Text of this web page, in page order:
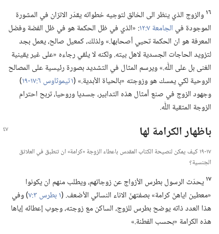
١٦ والزوج الذي ينظر الى الخالق لتوجيه خطواته يقدّر الاتزان في المشورة
الموجودة في الجامعة ٧:‏١٢
‏:‏ «الذي في ظل الحكمة هو في ظل الفضة وفضل
المعرفة هو ان الحكمة تحيي أصحابها.‏» ولذلك،‏ كمعيل صالح،‏ يعمل بجد
لتزويد الحاجات الجسدية لاهل بيته.‏ ولكنه لا يلقي رجاءه «على غير يقينية
الغنى بل على اللّٰه.‏» ويرسم المثال في التشديد بصورة رئيسية على المصالح
الروحية لكي يمسك هو وزوجته «بالحياة الأبدية.‏» (‏١ تيموثاوس ٦:‏١٧-‏١٩
‏)‏
وجهود الزوج في صنع أمثال هذه التدابير،‏ جسديا وروحيا،‏ تربح احترام
الزوجة المتقية اللّٰه.‏
باظهار الكرامة لها
١٧-‏١٩ كيف يمكن لنصيحة الكتاب المقدس باعطاء الزوجة «كرامة» ان تنطبق في العلائق
الجنسية؟‏
١٧ يحدّث الرسول بطرس الأزواج عن زوجاتهم،‏ ويطلب منهم ان يكونوا
«معطين اياهنّ كرامة» بصفتهنّ الاناء النسائي الأضعف.‏ (‏١ بطرس ٣:‏٧
‏)‏ وفي
هذا العدد ذاته يوضح بطرس للزوج،‏ الساكن مع زوجته،‏ وجوب إعطائه إياها
هذه الكرامة «بحسب الفطنة.‏»‏